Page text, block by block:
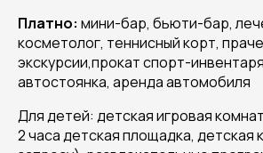
Платно: мини-бар, бьюти-бар,
косметолог, теннисный корт,
экскурсии,прокат спорт-
автостоянка, аренда автомобиля
Для детей: детская игровая
2 часа детская площадка, детская